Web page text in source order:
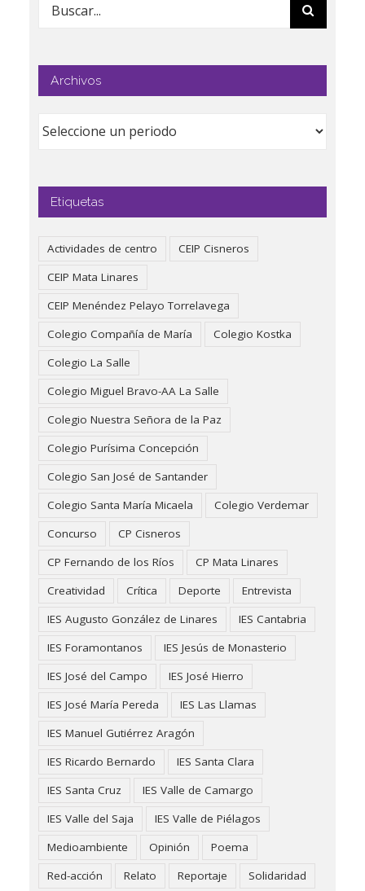
Buscar:
Archivos
Etiquetas
Actividades de centro
CEIP Cisneros
CEIP Mata Linares
CEIP Menéndez Pelayo Torrelavega
Colegio Compañía de María
Colegio Kostka
Colegio La Salle
Colegio Miguel Bravo-AA La Salle
Colegio Nuestra Señora de la Paz
Colegio Purísima Concepción
Colegio San José de Santander
Colegio Santa María Micaela
Colegio Verdemar
Concurso
CP Cisneros
CP Fernando de los Ríos
CP Mata Linares
Creatividad
Crítica Deporte
Entrevista
IES Augusto González de Linares
IES Cantabria
IES Foramontanos
IES Jesús de Monasterio
IES José del Campo
IES José Hierro
IES José María Pereda
IES Las Llamas
IES Manuel Gutiérrez Aragón
IES Ricardo Bernardo
IES Santa Clara
IES Santa Cruz
IES Valle de Camargo
IES Valle del Saja
IES Valle de Piélagos
Medioambiente
Opinión
Poema
Red-acción
Relato Reportaje
Solidaridad